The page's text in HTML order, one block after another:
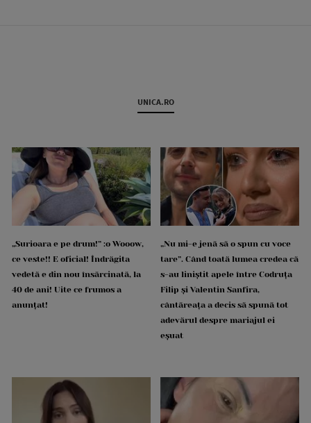
UNICA.RO
„Surioara e pe drum!” :o Wooow,
ce veste!! E oficial! Îndrăgita
vedetă e din nou însărcinată, la
40 de ani! Uite ce frumos a
anunțat!
„Nu mi-e jenă să o spun cu voce
tare”. Când toată lumea credea că
s-au liniștit apele între Codruța
Filip și Valentin Sanfira,
cântăreața a decis să spună tot
adevărul despre mariajul ei
eșuat